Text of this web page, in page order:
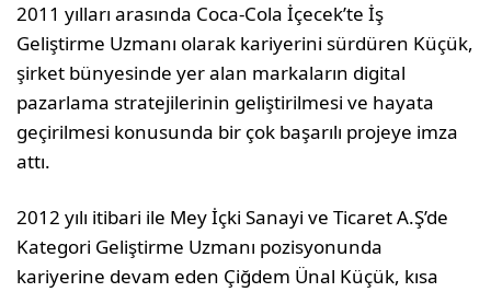
2011 yılları arasında Coca-Cola İçecek’te İş
Geliştirme Uzmanı olarak kariyerini sürdüren Küçük,
şirket bünyesinde yer alan markaların digital
pazarlama stratejilerinin geliştirilmesi ve hayata
geçirilmesi konusunda bir çok başarılı projeye imza
attı.
2012 yılı itibari ile Mey İçki Sanayi ve Ticaret A.Ş’de
Kategori Geliştirme Uzmanı pozisyonunda
kariyerine devam eden Çiğdem Ünal Küçük, kısa